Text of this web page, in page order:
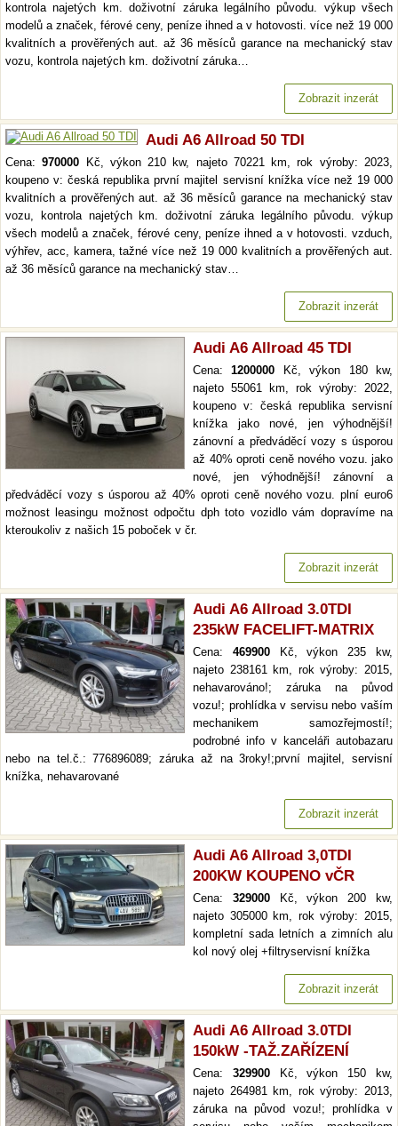
kontrola najetých km. doživotní záruka legálního původu. výkup všech
modelů a značek, férové ceny, peníze ihned a v hotovosti. více než 19 000
kvalitních a prověřených aut. až 36 měsíců garance na mechanický stav
vozu, kontrola najetých km. doživotní záruka…
Zobrazit inzerát
Audi A6 Allroad 50 TDI
Cena:970000 Kč, výkon 210 kw, najeto 70221 km, rok výroby: 2023,
koupeno v: česká republika první majitel servisní knížka více než 19 000
kvalitních a prověřených aut. až 36 měsíců garance na mechanický stav
vozu, kontrola najetých km. doživotní záruka legálního původu. výkup
všech modelů a značek, férové ceny, peníze ihned a v hotovosti. vzduch,
výhřev, acc, kamera, tažné více než 19 000 kvalitních a prověřených aut.
až 36 měsíců garance na mechanický stav…
Zobrazit inzerát
Audi A6 Allroad 45 TDI
Cena:1200000 Kč, výkon 180 kw,
najeto 55061 km, rok výroby: 2022,
koupeno v: česká republika servisní
knížka jako nové, jen výhodnější!
zánovní a předváděcí vozy s úsporou
až 40% oproti ceně nového vozu. jako
nové, jen výhodnější! zánovní a
předváděcí vozy s úsporou až 40% oproti ceně nového vozu. plní euro6
možnost leasingu možnost odpočtu dph toto vozidlo vám dopravíme na
kteroukoliv z našich 15 poboček v čr.
Zobrazit inzerát
Audi A6 Allroad 3.0TDI
235kW FACELIFT-MATRIX
Cena: 469900Kč, výkon 235 kw,
najeto 238161 km, rok výroby: 2015,
nehavarováno!; záruka na původ
vozu!; prohlídka v servisu nebo vaším
mechanikem samozřejmostí!;
podrobné info v kanceláři autobazaru
nebo na tel.č.: 776896089; záruka až na 3roky!;první majitel, servisní
knížka, nehavarované
Zobrazit inzerát
Audi A6 Allroad 3,0TDI
200KW KOUPENO vČR
Cena: 329000Kč, výkon 200 kw,
najeto 305000 km, rok výroby: 2015,
kompletní sada letních a zimních alu
kol nový olej +filtryservisní knížka
Zobrazit inzerát
Audi A6 Allroad 3.0TDI
150kW -TAŽ.ZAŘÍZENÍ
Cena: 329900Kč, výkon 150 kw,
najeto 264981 km, rok výroby: 2013,
záruka na původ vozu!; prohlídka v